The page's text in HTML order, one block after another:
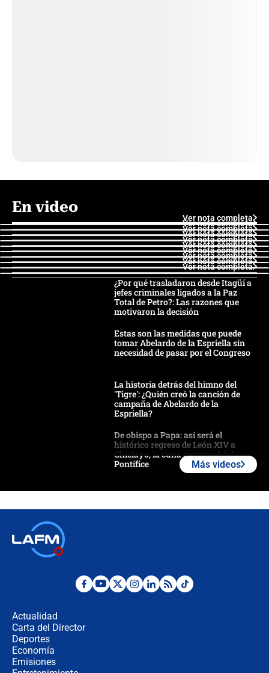
En video
Ver nota completa
Ver nota completa
Ver nota completa
Ver nota completa
Ver nota completa
Ver nota completa
Ver nota completa
Ver nota completa
Ver nota completa
Ver nota completa
¿Por qué trasladaron desde Itagüí a
jefes criminales ligados a la Paz
Total de Petro?: Las razones que
motivaron la decisión
Estas son las medidas que puede
tomar Abelardo de la Espriella sin
necesidad de pasar por el Congreso
La historia detrás del himno del
'Tigre': ¿Quién creó la canción de
campaña de Abelardo de la
Espriella?
De obispo a Papa: así será el
histórico regreso de León XIV a
Chiclayo, la cuna espiritual del
Pontífice
¿La posesión de Abelardo De la
Más videos
Actualidad
Carta del Director
Deportes
Economía
Emisiones